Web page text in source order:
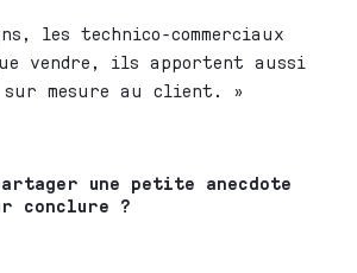
les technico-commerciaux
vendre, ils apportent aussi
mesure au client. »
une petite anecdote
conclure ?